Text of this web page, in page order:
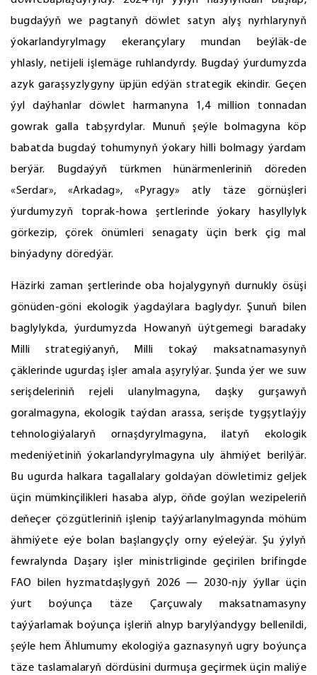
bugdaýyň we pagtanyň döwlet satyn alyş nyrhlarynyň
ýokarlandyrylmagy ekerançylary mundan beýläk-de
yhlasly, netijeli işlemäge ruhlandyrdy. Bugdaý ýurdumyzda
azyk garaşsyzlygyny üpjün edýän strategik ekindir. Geçen
ýyl daýhanlar döwlet harmanyna 1,4 million tonnadan
gowrak galla tabşyrdylar. Munuň şeýle bolmagyna köp
babatda bugdaý tohumynyň ýokary hilli bolmagy ýardam
berýär. Bugdaýyň türkmen hünärmenleriniň döreden
«Serdar», «Arkadag», «Pyragy» atly täze görnüşleri
ýurdumyzyň toprak-howa şertlerinde ýokary hasyllylyk
görkezip, çörek önümleri senagaty üçin berk çig mal
binýadyny döredýär.
Häzirki zaman şertlerinde oba hojalygynyň durnukly ösüşi
gönüden-göni ekologik ýagdaýlara baglydyr. Şunuň bilen
baglylykda, ýurdumyzda Howanyň üýtgemegi baradaky
Milli strategiýanyň, Milli tokaý maksatnamasynyň
çäklerinde ugurdaş işler amala aşyrylýar. Şunda ýer we suw
serişdeleriniň rejeli ulanylmagyna, daşky gurşawyň
goralmagyna, ekologik taýdan arassa, serişde tygşytlaýjy
tehnologiýalaryň ornaşdyrylmagyna, ilatyň ekologik
medeniýetiniň ýokarlandyrylmagyna uly ähmiýet berilýär.
Bu ugurda halkara tagallalary goldaýan döwletimiz geljek
üçin mümkinçilikleri hasaba alyp, öňde goýlan wezipeleriň
deňeçer çözgütleriniň işlenip taýýarlanylmagynda möhüm
ähmiýete eýe bolan başlangyçly orny eýeleýär. Şu ýylyň
fewralynda Daşary işler ministrliginde geçirilen brifingde
FAO bilen hyzmatdaşlygyň 2026 — 2030-njy ýyllar üçin
ýurt boýunça täze Çarçuwaly maksatnamasyny
taýýarlamak boýunça işleriň alnyp barylýandygy bellenildi,
şeýle hem Ählumumy ekologiýa gaznasynyň ugry boýunça
täze taslamalaryň dördüsini durmuşa geçirmek üçin maliýe